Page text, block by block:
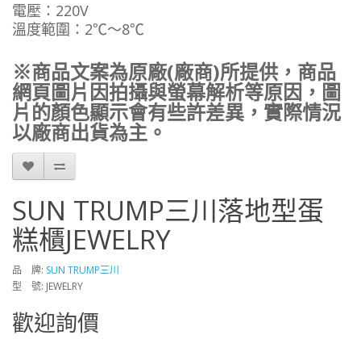
電壓：220V
溫度範圍：2℃～8℃
※商品文案為原廠(廠商)所提供，商品
網頁圖片因拍攝與螢幕解析等原因，圖
片的顏色顯示會有些許差異，實際情況
以廠商出貨為主。
SUN TRUMP三川落地型蛋
糕櫃JEWELRY
品 牌: SUN TRUMP三川
型 號: JEWELRY
歡迎詢價